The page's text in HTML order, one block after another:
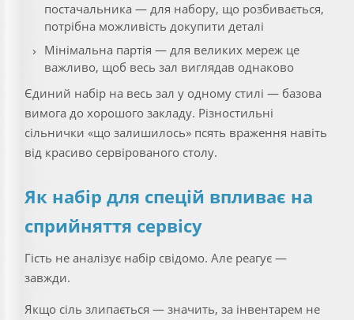
постачальника — для набору, що розбивається,
потрібна можливість докупити деталі
Мінімальна партія — для великих мереж це
важливо, щоб весь зал виглядав однаково
Єдиний набір на весь зал у одному стилі — базова
вимога до хорошого закладу. Різностильні
сільнички «що залишилось» псять враження навіть
від красиво сервірованого столу.
Як набір для спецій впливає на
сприйняття сервісу
Гість не аналізує набір свідомо. Але реагує —
завжди.
Якщо сіль злипається — значить, за інвентарем не